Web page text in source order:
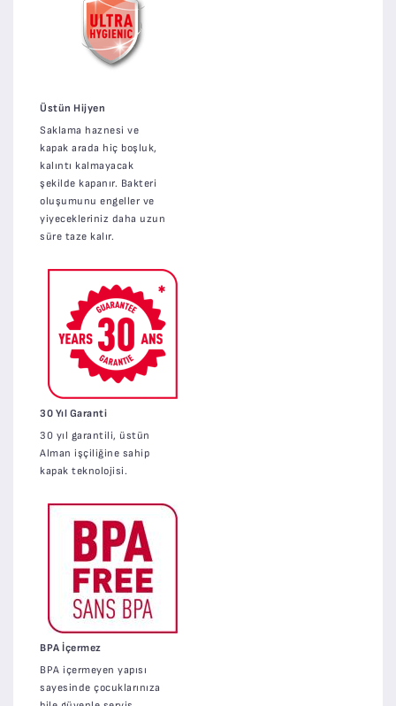
Üstün Hijyen
Saklama haznesi ve
kapak arada hiç boşluk,
kalıntı kalmayacak
şekilde kapanır. Bakteri
oluşumunu engeller ve
yiyecekleriniz daha uzun
süre taze kalır.
30 Yıl Garanti
30 yıl garantili, üstün
Alman işçiliğine sahip
kapak teknolojisi.
BPA İçermez
BPA içermeyen yapısı
sayesinde çocuklarınıza